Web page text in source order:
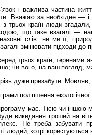
і важлива частина
Вважаю за необхідне —
трьох країн люди згадали,
що таке взагалі —
слів: не ми її,
змінювати підходи до
трьох країн, теренами
чи воно, на ваш погляд,
дуже призабуте. Мовляв,
поліпшення екологічної
має. Тією чи іншою
викидання грошей на
Не треба забувати
людей, котрі